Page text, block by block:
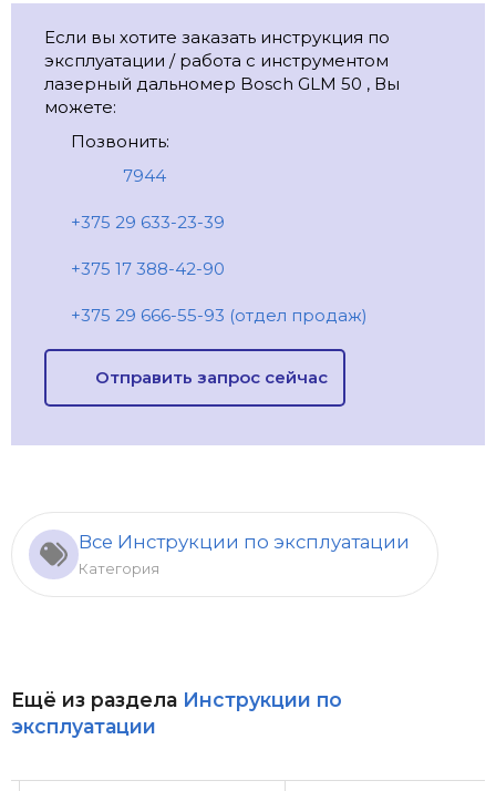
Если вы хотите заказать инструкция по
эксплуатации / работа с инструментом
лазерный дальномер Bosch GLM 50 , Вы
можете:
Позвонить:
7944
+375 29 633-23-39
+375 17 388-42-90
+375 29 666-55-93 (отдел продаж)
Отправить запрос сейчас
Все Инструкции по эксплуатации
Категория
Ещё из раздела Инструкции по
эксплуатации